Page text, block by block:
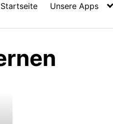
Startseite Unsere Apps